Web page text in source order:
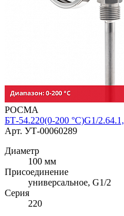
РОСМА
БТ-54.220(0-200 °C)G1/
Арт. УТ-00060289
Диаметр
100 мм
Присоединение
универсальное, G1/2
Серия
220